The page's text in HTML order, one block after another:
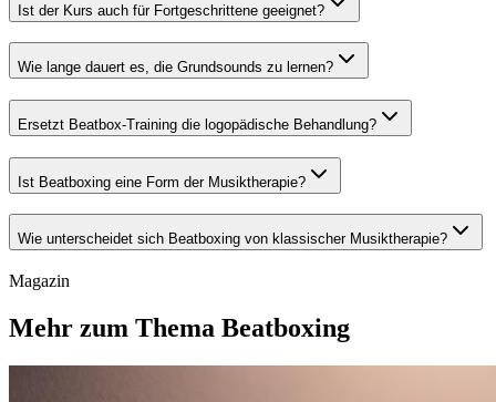
Ist der Kurs auch für Fortgeschrittene geeignet?
Wie lange dauert es, die Grundsounds zu lernen?
Ersetzt Beatbox-Training die logopädische Behandlung?
Ist Beatboxing eine Form der Musiktherapie?
Wie unterscheidet sich Beatboxing von klassischer Musiktherapie?
Magazin
Mehr zum Thema Beatboxing